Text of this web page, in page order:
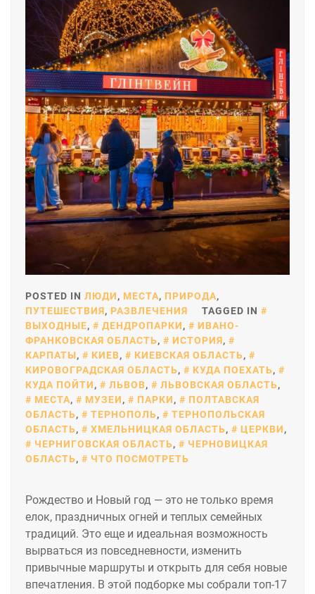
POSTED IN ЛЮДИ, МЕСТА, ПРИРОДА,
ПУТЕШЕСТВИЯ, РАЗВЛЕЧЕНИЯ
TAGGED IN
ВЫХОДНЫЕ, ДЕНДРОПАРКИ,
ИВАНО-
ФРАНКОВСКАЯ ОБЛАСТЬ, ИСТОРИЯ,
КАРПАТЫ, КИЕВ, КИЕВСКАЯ ОБЛАСТЬ,
КИРОВОГРАДСКАЯ ОБЛАСТЬ, КУДА ПОЕХАТЬ,
КУДА ПОЙТИ, ЛЬВОВ, ЛЬВОВСКАЯ ОБЛАСТЬ,
МЕСТА, МУЗЕИ, ПАРКИ,
ПОЛТАВСКАЯ
ОБЛАСТЬ, ТЕРНОПОЛЬ,
ТЕРНОПОЛЬСКАЯ
ОБЛАСТЬ, ХМЕЛЬНИЦКАЯ ОБЛАСТЬ, ЦЕРКВИ,
ЧЕРНИГОВСКАЯ ОБЛАСТЬ,
ЧЕРНОВИЦКАЯ
ОБЛАСТЬ, ЧТО ПОСМОТРЕТЬ
Рождество и Новый год — это не только время
елок, праздничных огней и теплых семейных
традиций. Это еще и идеальная возможность
вырваться из повседневности, изменить
привычные маршруты и открыть для себя новые
впечатления. В этой подборке мы собрали топ-17